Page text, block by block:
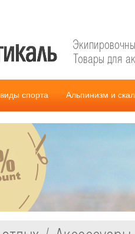
Товары для
спорта Альпинизм и